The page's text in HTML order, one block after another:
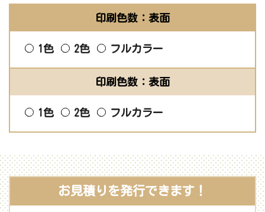
印刷色数：表面
1色 2色 フルカラー
印刷色数：表面
1色 2色 フルカラー
お見積りを発行できます！